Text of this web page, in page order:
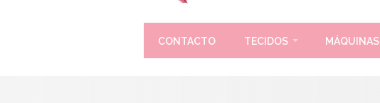
CONTACTO TECIDOS